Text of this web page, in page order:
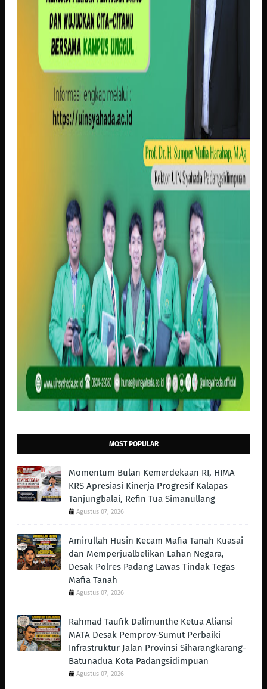
MOST POPULAR
Momentum Bulan Kemerdekaan RI, HIMA
KRS Apresiasi Kinerja Progresif Kalapas
Tanjungbalai, Refin Tua Simanullang
Agustus 07, 2026
Amirullah Husin Kecam Mafia Tanah Kuasai
dan Memperjualbelikan Lahan Negara,
Desak Polres Padang Lawas Tindak Tegas
Mafia Tanah
Agustus 07, 2026
Rahmad Taufik Dalimunthe Ketua Aliansi
MATA Desak Pemprov-Sumut Perbaiki
Infrastruktur Jalan Provinsi Siharangkarang-
Batunadua Kota Padangsidimpuan
Agustus 07, 2026